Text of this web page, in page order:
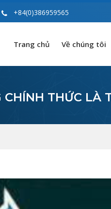
+84(0)386959565
Trang chủ Về chúng tôi
THỨC LÀ